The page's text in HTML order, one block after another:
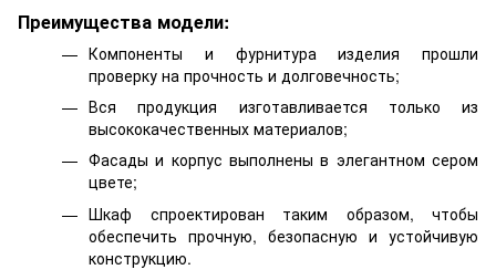
Преимущества модели:
Компоненты и фурнитура изделия прошли
проверку на прочность и долговечность;
Вся продукция изготавливается только из
высококачественных материалов;
Фасады и корпус выполнены в элегантном сером
цвете;
Шкаф спроектирован таким образом, чтобы
обеспечить прочную, безопасную и устойчивую
конструкцию.